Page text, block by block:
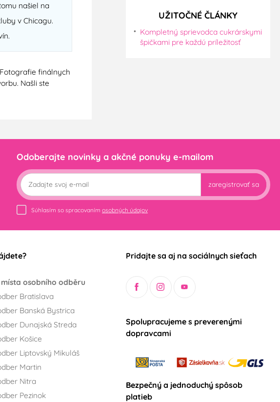
našiel na
v Chicagu.
finálnych
Našli ste
UŽITOČNÉ ČLÁNKY
Kompletný sprievodca cukrárskymi
špičkami pre každú príležitosť
Odoberajte novinky a akčné ponuky e-mailom
zaregistrovať sa
Súhlasím so spracovaním osobných údajov
místa osobního odběru
Bratislava
Banská Bystrica
Dunajská Streda
Košice
Liptovský Mikuláš
Martin
Nitra
Pezinok
Pridajte sa aj na sociálnych sieťach
Spolupracujeme s preverenými
dopravcami
Bezpečný a jednoduchý spôsob
platieb